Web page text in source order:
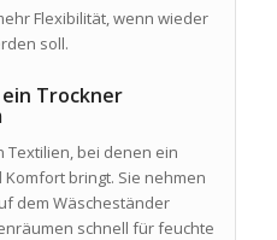
Flexibilität, wenn wieder
soll.
Trockner
Textilien, bei denen ein
Komfort bringt. Sie nehmen
dem Wäscheständer
schnell für feuchte